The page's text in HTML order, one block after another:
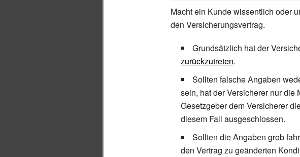
Macht ein Kunde wissentlich oder
den Versicherungsvertrag.
Grundsätzlich hat der
zurückzutreten.
Sollten falsche Angaben
sein, hat der Versicherer nur die
Gesetzgeber dem Versicherer
diesem Fall ausgeschlossen.
Sollten die Angaben grob
den Vertrag zu geänderten